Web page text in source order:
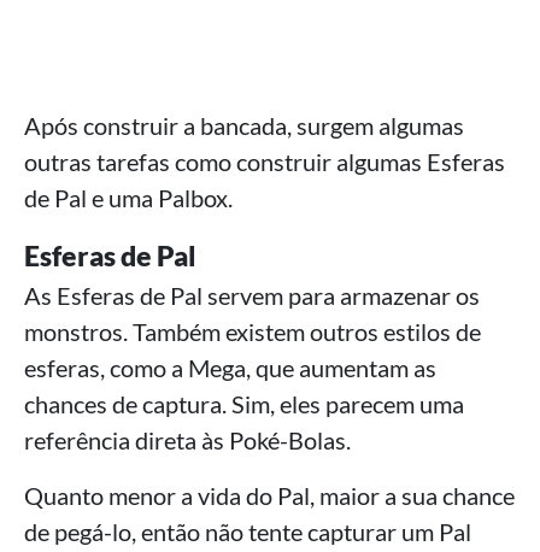
Após construir a bancada, surgem algumas
outras tarefas como construir algumas Esferas
de Pal e uma Palbox.
Esferas de Pal
As Esferas de Pal servem para armazenar os
monstros. Também existem outros estilos de
esferas, como a Mega, que aumentam as
chances de captura. Sim, eles parecem uma
referência direta às Poké-Bolas.
Quanto menor a vida do Pal, maior a sua chance
de pegá-lo, então não tente capturar um Pal